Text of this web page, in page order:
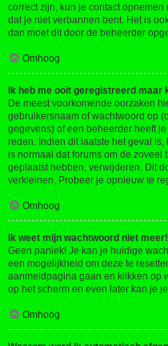
correct zijn, kun je contact
dat je niet verbannen bent. Het is
dan moet dit door de beheerder
Omhoog
Ik heb me ooit geregistreerd
De meest voorkomende oorzaken
gebruikersnaam of wachtwoord op
gegevens) of een beheerder heeft
reden. Indien dit laatste het geval
is normaal dat forums om de
geplaatst hebben, verwijderen. Dit
verkleinen. Probeer je opnieuw te
Omhoog
Ik weet mijn wachtwoord niet meer!
Geen paniek! Je kan je huidige
een mogelijkheid om deze te
aanmeldpagina gaan en klikken op
op het scherm en even later kan je
Omhoog